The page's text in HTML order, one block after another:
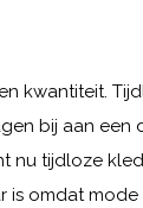
kwantiteit.
bij aan een
nu tijdloze
is omdat mode